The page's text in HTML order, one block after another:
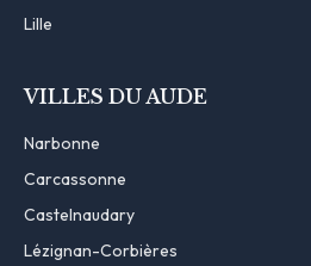
Lille
VILLES DU AUDE
Narbonne
Carcassonne
Castelnaudary
Lézignan-Corbières